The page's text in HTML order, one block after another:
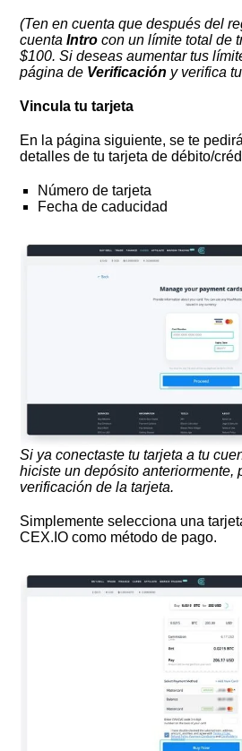
(Ten en cuenta que después del
cuentaIntro con un límite total de
$100. Si deseas aumentar tus
página de Verificación y verifica
Vincula tu tarjeta
En la página siguiente, se te
detalles de tu tarjeta de débito/
Número de tarjeta
Fecha de caducidad
Si ya conectaste tu tarjeta a tu
hiciste un depósito anteriormente,
verificación de la tarjeta.
Simplemente selecciona una
CEX.IO como método de pago.